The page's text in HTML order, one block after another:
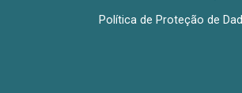
Política de Proteção de